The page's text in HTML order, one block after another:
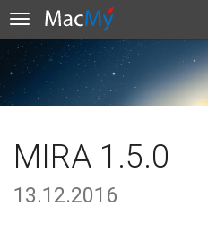
MIRA 1.5.0
13.12.2016